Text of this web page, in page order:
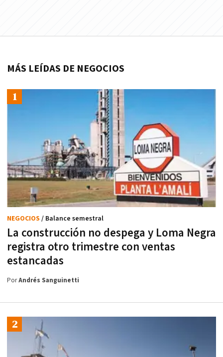
MÁS LEÍDAS DE NEGOCIOS
La construcción no despega y Loma Negra
registra otro trimestre con ventas
estancadas
NEGOCIOS / Balance semestral
PorAndrés Sanguinetti